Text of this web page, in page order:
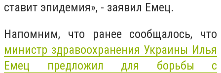
ставит эпидемия», - заявил Емец.
Напомним, что ранее сообщалось, что
министр здравоохранения Украины Илья
Емец предложил для борьбы с